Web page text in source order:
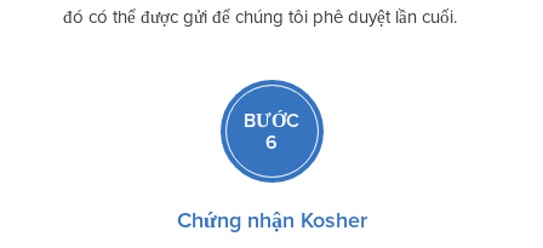
đó có thể được gửi để chúng tôi phê duyệt lần cuối.
BƯỚC
6
Chứng nhận Kosher